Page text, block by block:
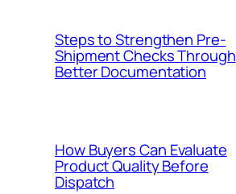
Steps to Strengthen Pre-
Shipment Checks Through
Better Documentation
How Buyers Can Evaluate
Product Quality Before
Dispatch